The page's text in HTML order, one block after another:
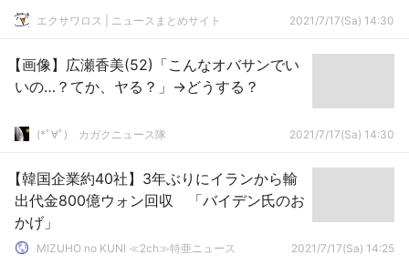
エクサワロス | ニュースまとめサイト 2021/7/17(Sa) 14:30
【画像】広瀬香美(52)「こんなオバサンでい
いの…？てか、ヤる？」→どうする？
(*ﾟ∀ﾟ)ゞカガクニュース隊 2021/7/17(Sa) 14:30
【韓国企業約40社】3年ぶりにイランから輸
出代金800億ウォン回収 「バイデン氏のお
かげ」
MIZUHO no KUNI ≪2ch≫特亜ニュース 2021/7/17(Sa) 14:25